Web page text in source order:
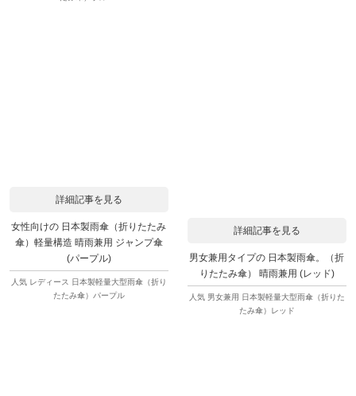
詳細記事を見る
女性向けの 日本製雨傘（折りたたみ
傘）軽量構造 晴雨兼用 ジャンプ傘
(パープル)
人気 レディース 日本製軽量大型雨傘（折り
たたみ傘）パープル
詳細記事を見る
男女兼用タイプの 日本製雨傘。（折
りたたみ傘） 晴雨兼用 (レッド)
人気 男女兼用 日本製軽量大型雨傘（折りた
たみ傘）レッド